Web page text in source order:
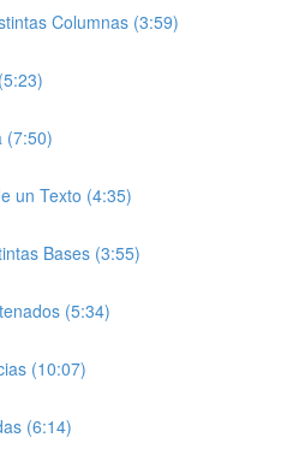
Columnas (3:59)
(7:50)
un Texto (4:35)
Bases (3:55)
(5:34)
(10:07)
(6:14)